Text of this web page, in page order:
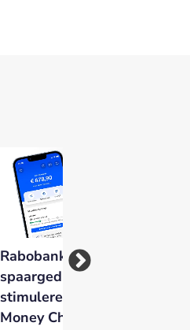
Rabobank wil
spaargedrag
stimuleren met
Money Challenges in